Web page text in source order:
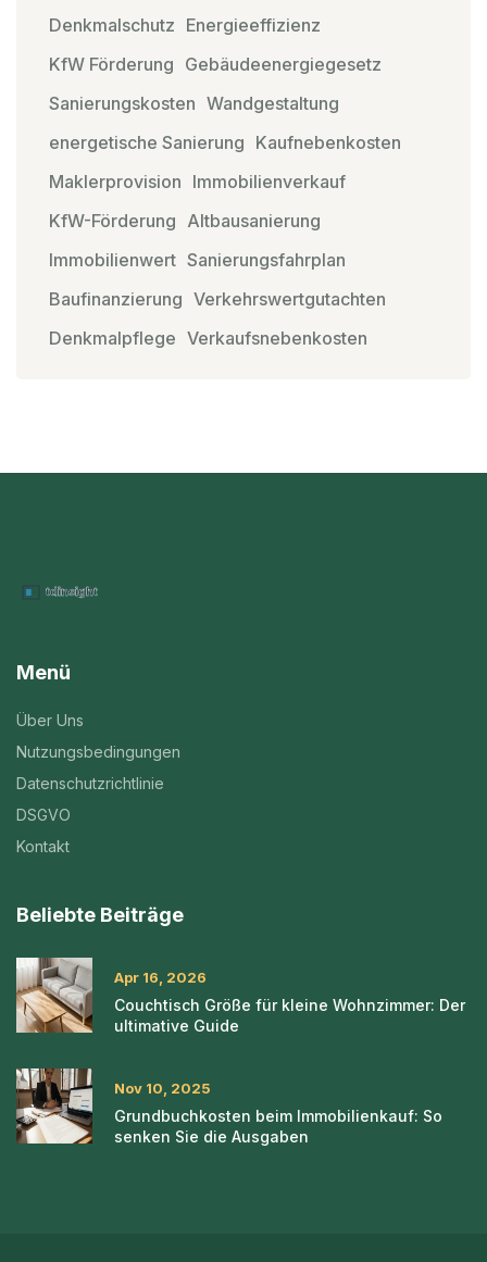
Denkmalschutz Energieeffizienz
KfW Förderung Gebäudeenergiegesetz
Sanierungskosten Wandgestaltung
energetische Sanierung Kaufnebenkosten
Maklerprovision Immobilienverkauf
KfW-Förderung Altbausanierung
Immobilienwert Sanierungsfahrplan
Baufinanzierung Verkehrswertgutachten
Denkmalpflege Verkaufsnebenkosten
Menü
Über Uns
Nutzungsbedingungen
Datenschutzrichtlinie
DSGVO
Kontakt
Beliebte Beiträge
Apr 16, 2026
Couchtisch Größe für kleine Wohnzimmer: Der
ultimative Guide
Nov 10, 2025
Grundbuchkosten beim Immobilienkauf: So
senken Sie die Ausgaben